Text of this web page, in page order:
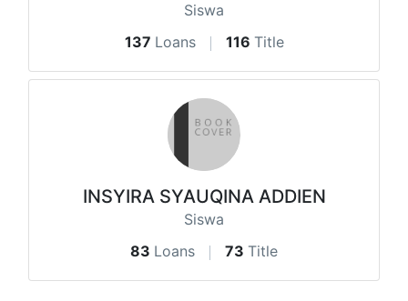
Siswa
137 Loans 116 Title
INSYIRA SYAUQINA ADDIEN
Siswa
83 Loans 73 Title